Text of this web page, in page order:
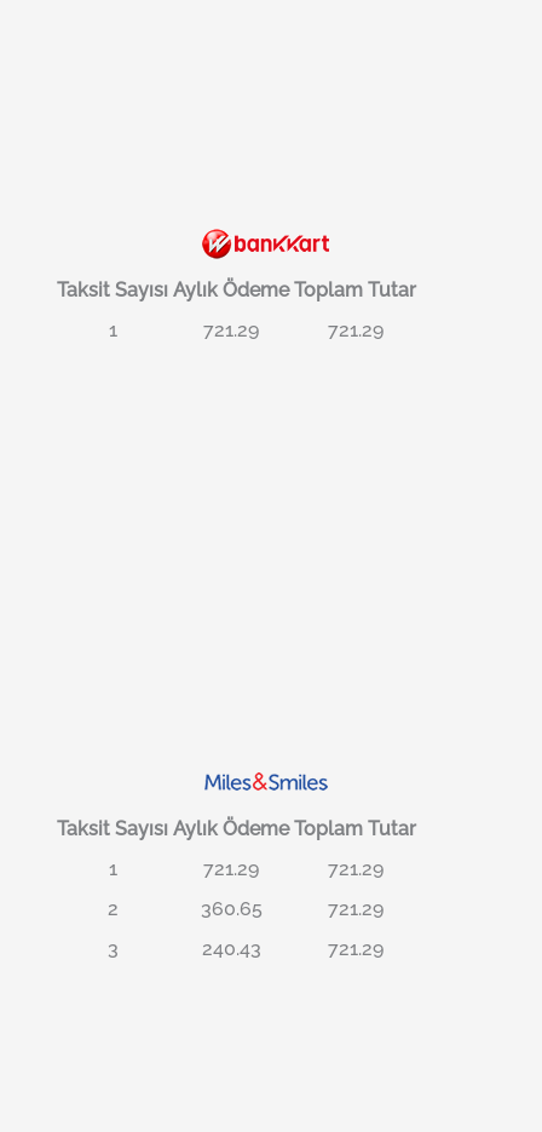
Taksit Sayısı Aylık Ödeme Toplam Tutar
1
721.29 721.29
Taksit Sayısı Aylık Ödeme Toplam Tutar
1
721.29
721.29
2
360.65
721.29
3
240.43 721.29